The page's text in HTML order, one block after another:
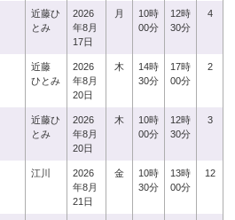
近藤ひ
とみ
2026
年8月
17日
月
10時
00分
12時
30分
4
近藤
ひとみ
2026
年8月
20日
木
14時
30分
17時
00分
2
近藤ひ
とみ
2026
年8月
20日
木
10時
00分
12時
30分
3
江川
2026
年8月
21日
金
10時
30分
13時
00分
12